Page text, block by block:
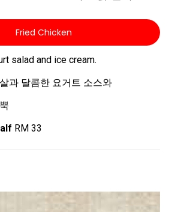
Fried Chicken
salad and ice cream.
과 달콤한 요거트 소스와
RM 33